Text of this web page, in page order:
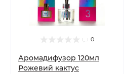
0
Аромадифузор 120мл
Рожевий кактус